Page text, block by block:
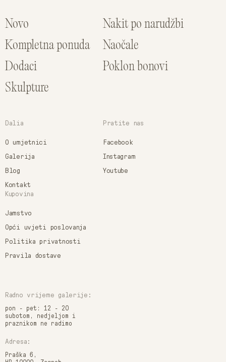
Novo
Nakit po narudžbi
Kompletna ponuda
Naočale
Dodaci
Poklon bonovi
Skulpture
Dalia
O umjetnici
Galerija
Blog
Kontakt
Kupovina
Jamstvo
Opći uvjeti poslovanja
Politika privatnosti
Pravila dostave
Pratite nas
Facebook
Instagram
Youtube
Radno vrijeme galerije:
pon - pet: 12 - 20
subotom, nedjeljom i
praznikom ne radimo
Adresa:
Praška 6,